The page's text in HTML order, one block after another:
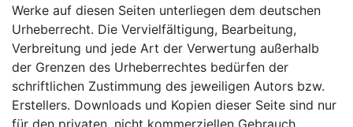
Werke auf diesen Seiten unterliegen dem deutschen
Urheberrecht. Die Vervielfältigung, Bearbeitung,
Verbreitung und jede Art der Verwertung außerhalb
der Grenzen des Urheberrechtes bedürfen der
schriftlichen Zustimmung des jeweiligen Autors bzw.
Erstellers. Downloads und Kopien dieser Seite sind nur
für den privaten, nicht kommerziellen Gebrauch